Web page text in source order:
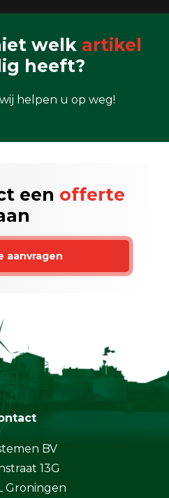
welk artikel
heeft?
helpen u op weg!
een offerte
aanvragen
BV
13G
Groningen